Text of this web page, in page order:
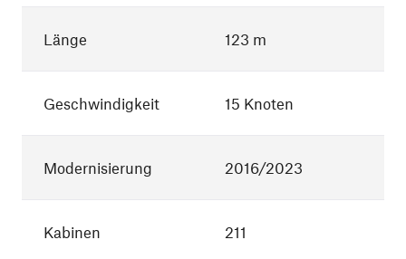
Länge 123 m
Geschwindigkeit 15 Knoten
Modernisierung 2016/2023
Kabinen 211